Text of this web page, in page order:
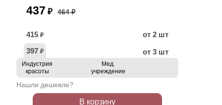
437 ₽ 464 ₽
415 ₽
от 2 шт
397 ₽ от 3 шт
Индустрия
красоты
Мед.
учреждение
Нашли дешевле?
В корзину